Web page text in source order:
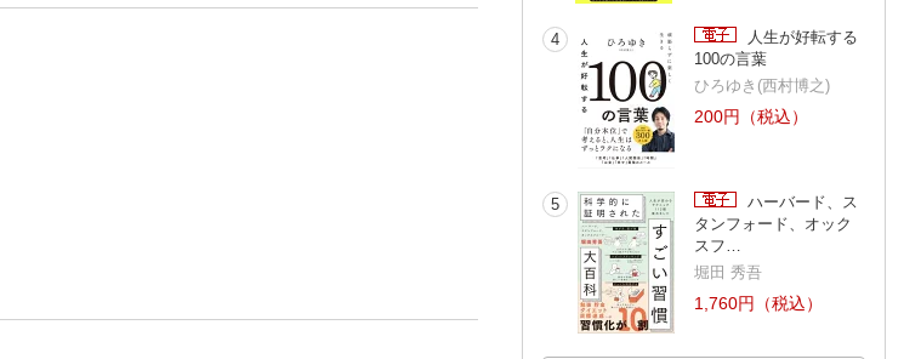
4
人生が好転する
100の言葉
ひろゆき(西村博之)
200円（税込）
5
ハーバード、ス
タンフォード、オック
スフ…
堀田 秀吾
1,760円（税込）